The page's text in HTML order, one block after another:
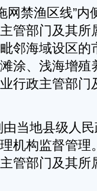
网禁渔区线”内
管部门及其所
邻海域设区的
涂、浅海增殖
行政主管部门
当地县级人
机构监督管理
管部门及其所